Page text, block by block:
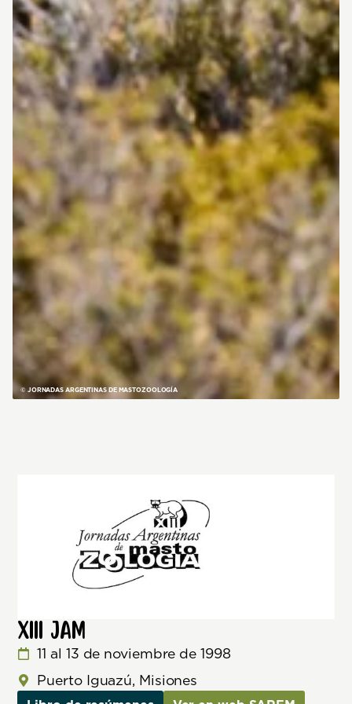
© JORNADAS ARGENTINAS DE MASTOZOOLOGÍA
XIII JAM
11 al 13 de noviembre de 1998
Puerto Iguazú, Misiones